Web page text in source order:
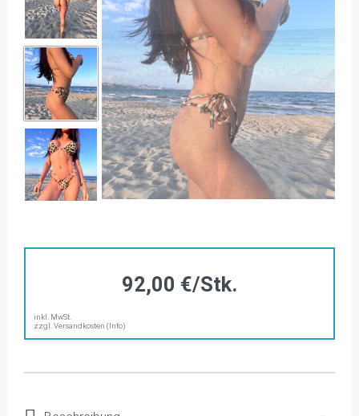
92,00 €/Stk.
inkl. MwSt.
zzgl. Versandkosten (Info)